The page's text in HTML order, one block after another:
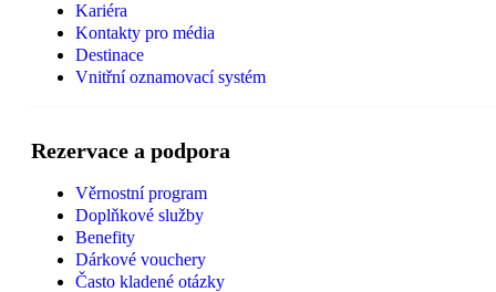
Kariéra
Kontakty pro média
Destinace
Vnitřní oznamovací systém
Rezervace a podpora
Věrnostní program
Doplňkové služby
Benefity
Dárkové vouchery
Často kladené otázky